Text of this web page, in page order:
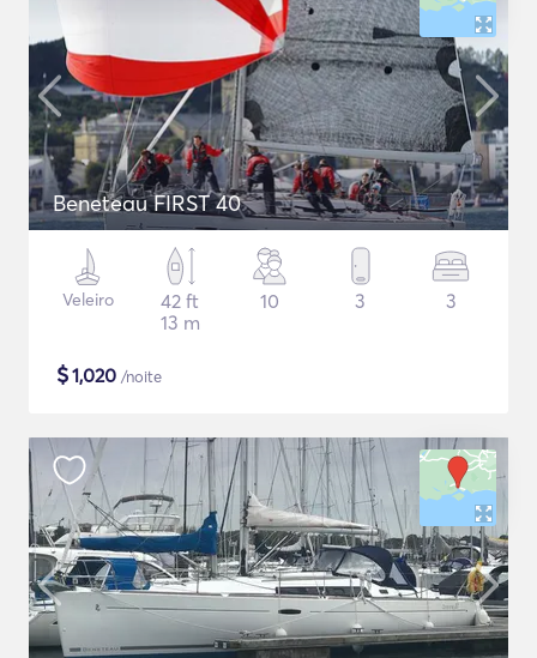
Beneteau FIRST 40
Veleiro
42 ft
13 m
10 3 3
$1,020 /noite